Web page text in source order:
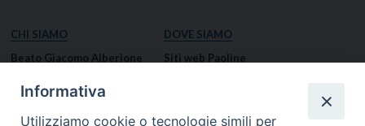
CHI SIAMO
Beato Giacomo Alberione
DOVE SIAMO
Siti web Paoline
Informativa
Utilizziamo cookie o tecnologie simili per